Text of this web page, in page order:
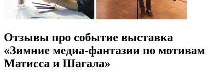
Отзывы про событие выставка
«Зимние медиа-фантазии по мотивам
Матисса и Шагала»